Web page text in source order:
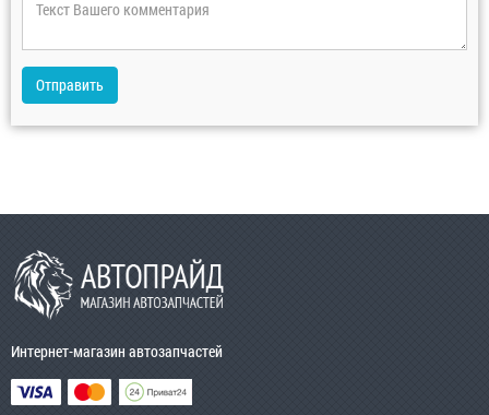
Отправить
Интернет-магазин автозапчастей